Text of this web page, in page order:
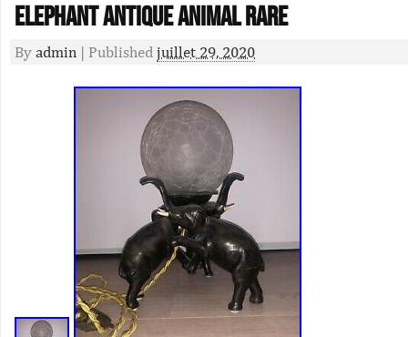
Elephant Antique Animal Rare
By admin | Published juillet 29, 2020